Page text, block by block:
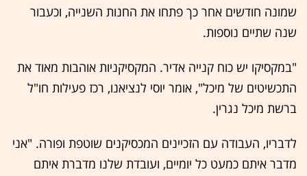
שמונה חודשים אחר כך פתחו את החנות השנייה, וכעבור
שנה שתיים נוספות.
"במקסיקו יש כוח קנייה אדיר. המקסיקניות אוהבות מאוד את
התכשיטים של מיכל", אומר יוסי לנציאנו, רכז פעילות חו"ל
ברשת מיכל נגרין.
לדבריו, העבודה עם הזכיינים המכסיקנים שוטפת ופורה. "אני
מדבר איתם כמעט כל יומיים, ועובדת שלנו מדברת איתם